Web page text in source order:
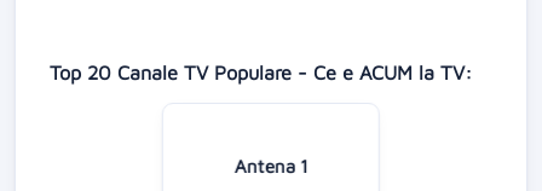
Top 20 Canale TV Populare - Ce e ACUM la TV:
Antena 1